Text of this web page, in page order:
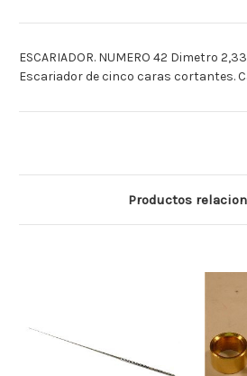
ESCARIADOR. NUMERO 42 Dimetro
Escariador de cinco caras cortantes.
Productos